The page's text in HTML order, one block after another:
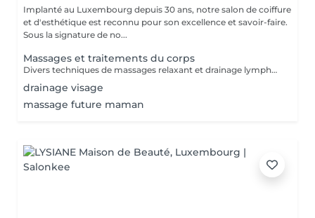
Implanté au Luxembourg depuis 30 ans, notre salon de coiffure
et d'esthétique est reconnu pour son excellence et savoir-faire.
Sous la signature de no...
Massages et traitements du corps
Divers techniques de massages relaxant et drainage lymphatique manuel
drainage visage
massage future maman